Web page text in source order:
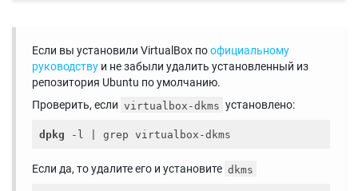
Если вы установили VirtualBox поофициальному
руководству и не забыли удалить установленный из
репозитория Ubuntu по умолчанию.
Проверить, если virtualbox-dkms установлено:
dpkg
Если да, то удалите его и установите dkms